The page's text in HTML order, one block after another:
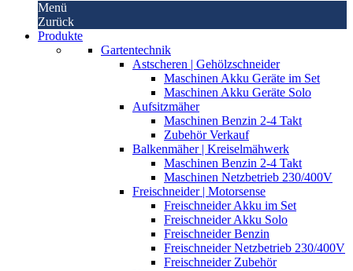
Menü
Zurück
Produkte
Gartentechnik
Astscheren | Gehölzschneider
Maschinen Akku Geräte im Set
Maschinen Akku Geräte Solo
Aufsitzmäher
Maschinen Benzin 2-4 Takt
Zubehör Verkauf
Balkenmäher | Kreiselmähwerk
Maschinen Benzin 2-4 Takt
Maschinen Netzbetrieb 230/400V
Freischneider | Motorsense
Freischneider Akku im Set
Freischneider Akku Solo
Freischneider Benzin
Freischneider Netzbetrieb 230/400V
Freischneider Zubehör